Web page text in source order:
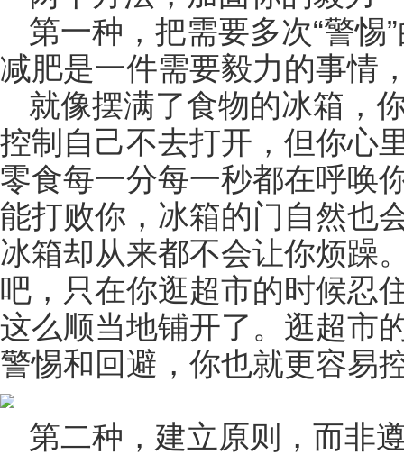
第一种，把需要多次“警惕
减肥是一件需要毅力的事情
就像摆满了食物的冰箱，
控制自己不去打开，但你心
零食每一分每一秒都在呼唤
能打败你，冰箱的门自然也
冰箱却从来都不会让你烦躁
吧，只在你逛超市的时候忍
这么顺当地铺开了。逛超市
警惕和回避，你也就更容易
第二种，建立原则，而非